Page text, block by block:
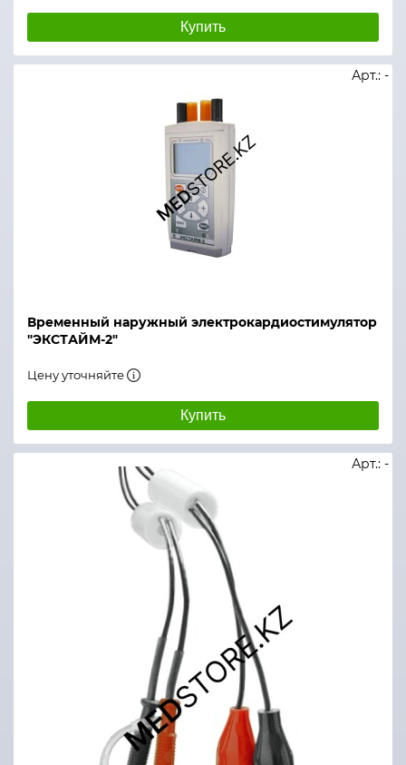
Купить
Временный наружный электрокардиостимулятор
"ЭКСТАЙМ-2"
Арт.: -
Цену уточняйте
Купить
Арт.: -